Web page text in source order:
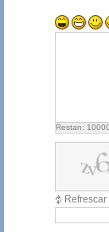
Restan: 10000
Refrescar